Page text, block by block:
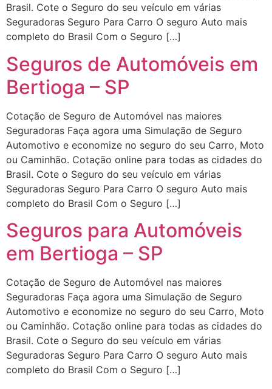
Brasil. Cote o Seguro do seu veículo em várias
Seguradoras Seguro Para Carro O seguro Auto mais
completo do Brasil Com o Seguro […]
Seguros de Automóveis em
Bertioga – SP
Cotação de Seguro de Automóvel nas maiores
Seguradoras Faça agora uma Simulação de Seguro
Automotivo e economize no seguro do seu Carro, Moto
ou Caminhão. Cotação online para todas as cidades do
Brasil. Cote o Seguro do seu veículo em várias
Seguradoras Seguro Para Carro O seguro Auto mais
completo do Brasil Com o Seguro […]
Seguros para Automóveis
em Bertioga – SP
Cotação de Seguro de Automóvel nas maiores
Seguradoras Faça agora uma Simulação de Seguro
Automotivo e economize no seguro do seu Carro, Moto
ou Caminhão. Cotação online para todas as cidades do
Brasil. Cote o Seguro do seu veículo em várias
Seguradoras Seguro Para Carro O seguro Auto mais
completo do Brasil Com o Seguro […]